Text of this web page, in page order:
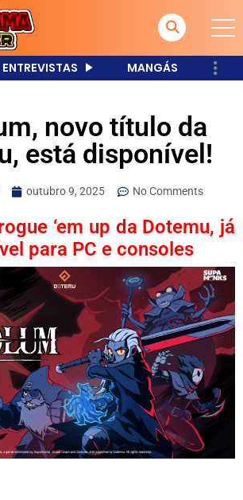
ENTREVISTAS MANGÁS
novo título da
está disponível!
outubro 9, 2025 No Comments
‘em up da Dotemu, já
para PC e consoles